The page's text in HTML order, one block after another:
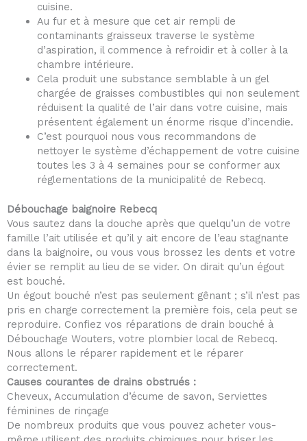
cuisine.
Au fur et à mesure que cet air rempli de
contaminants graisseux traverse le système
d’aspiration, il commence à refroidir et à coller à la
chambre intérieure.
Cela produit une substance semblable à un gel
chargée de graisses combustibles qui non seulement
réduisent la qualité de l’air dans votre cuisine, mais
présentent également un énorme risque d’incendie.
C’est pourquoi nous vous recommandons de
nettoyer le système d’échappement de votre cuisine
toutes les 3 à 4 semaines pour se conformer aux
réglementations de la municipalité de Rebecq.
Débouchage baignoire Rebecq
Vous sautez dans la douche après que quelqu’un de votre
famille l’ait utilisée et qu’il y ait encore de l’eau stagnante
dans la baignoire, ou vous vous brossez les dents et votre
évier se remplit au lieu de se vider. On dirait qu’un égout
est bouché.
Un égout bouché n’est pas seulement gênant ; s’il n’est pas
pris en charge correctement la première fois, cela peut se
reproduire. Confiez vos réparations de drain bouché à
Débouchage Wouters, votre plombier local de Rebecq.
Nous allons le réparer rapidement et le réparer
correctement.
Causes courantes de drains obstrués :
Cheveux, Accumulation d’écume de savon, Serviettes
féminines de rinçage
De nombreux produits que vous pouvez acheter vous-